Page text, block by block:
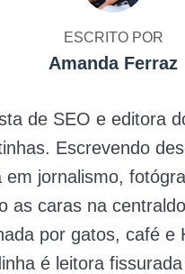
ESCRITO POR
Amanda Ferraz
de SEO e editora
Escrevendo
em jornalismo,
as caras na
por gatos, café e
é leitora